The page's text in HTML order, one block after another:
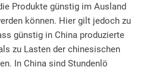
Produkte günstig im Ausland
können. Hier gilt jedoch zu
günstig in China produzierte
zu Lasten der chinesischen
In China sind Stundenlö